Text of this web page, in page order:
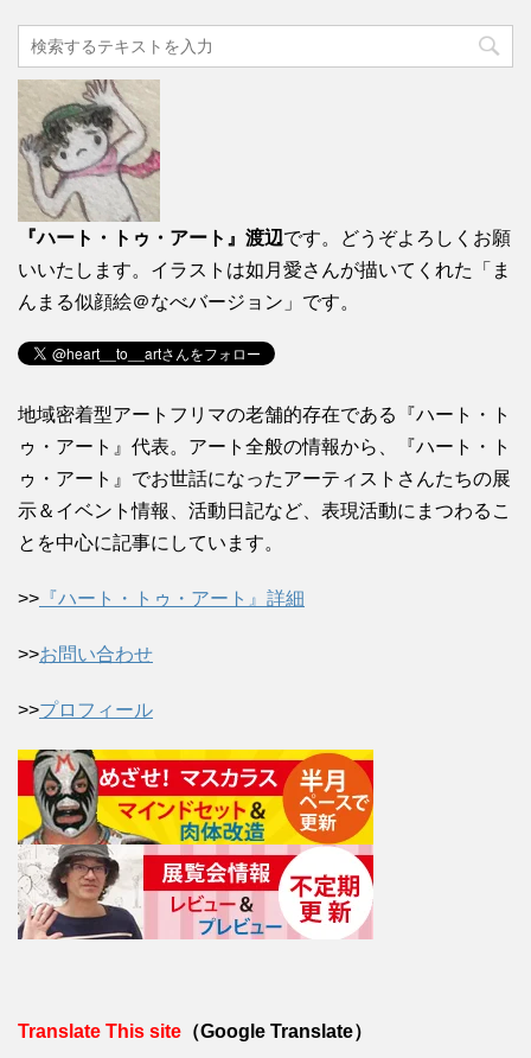
『ハート・トゥ・アート』渡辺です。どうぞよろしくお願
いいたします。イラストは如月愛さんが描いてくれた「ま
んまる似顔絵＠なべバージョン」です。
地域密着型アートフリマの老舗的存在である『ハート・ト
ゥ・アート』代表。アート全般の情報から、『ハート・ト
ゥ・アート』でお世話になったアーティストさんたちの展
示＆イベント情報、活動日記など、表現活動にまつわるこ
とを中心に記事にしています。
>> 『ハート・トゥ・アート』詳細
>>お問い合わせ
>>プロフィール
Translate This site （Google Translate）